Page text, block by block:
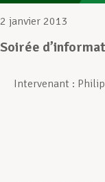
2 janvier 2013
Soirée
Intervenant :